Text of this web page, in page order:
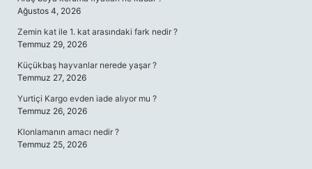
Ağustos 4, 2026
Zemin kat ile 1. kat arasındaki fark nedir ?
Temmuz 29, 2026
Küçükbaş hayvanlar nerede yaşar ?
Temmuz 27, 2026
Yurtiçi Kargo evden iade alıyor mu ?
Temmuz 26, 2026
Klonlamanın amacı nedir ?
Temmuz 25, 2026